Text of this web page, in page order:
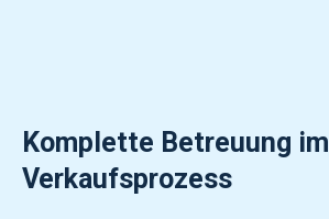
Komplette Betreuung im
Verkaufsprozess